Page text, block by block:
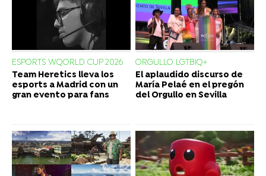
ESPORTS WQORLD CUP 2026
Team Heretics lleva los
esports a Madrid con un
gran evento para fans
ORGULLO LGTBIQ+
El aplaudido discurso de
María Pelaé en el pregón
del Orgullo en Sevilla